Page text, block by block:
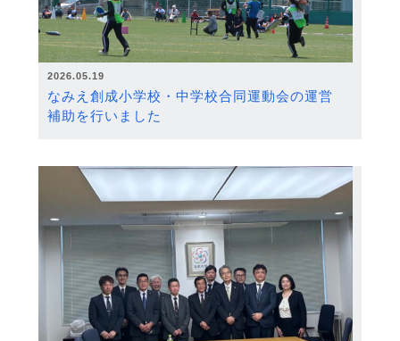
2026.05.19
なみえ創成小学校・中学校合同運動会の運営
補助を行いました